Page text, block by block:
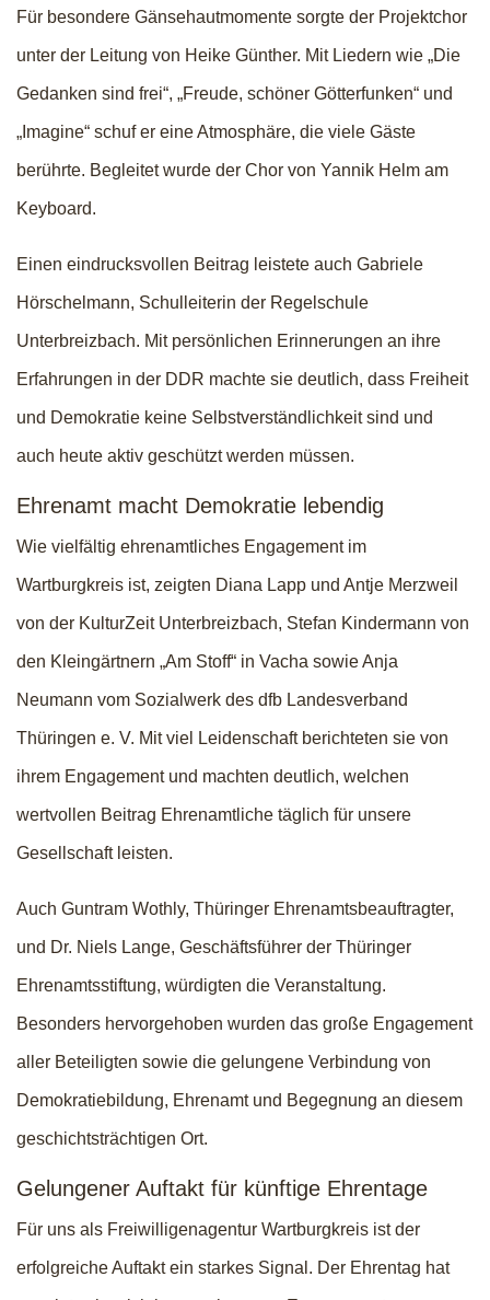
Für besondere Gänsehautmomente sorgte der Projektchor
unter der Leitung von Heike Günther. Mit Liedern wie „Die
Gedanken sind frei“, „Freude, schöner Götterfunken“ und
„Imagine“ schuf er eine Atmosphäre, die viele Gäste
berührte. Begleitet wurde der Chor von Yannik Helm am
Keyboard.
Einen eindrucksvollen Beitrag leistete auch Gabriele
Hörschelmann, Schulleiterin der Regelschule
Unterbreizbach. Mit persönlichen Erinnerungen an ihre
Erfahrungen in der DDR machte sie deutlich, dass Freiheit
und Demokratie keine Selbstverständlichkeit sind und
auch heute aktiv geschützt werden müssen.
Ehrenamt macht Demokratie lebendig
Wie vielfältig ehrenamtliches Engagement im
Wartburgkreis ist, zeigten Diana Lapp und Antje Merzweil
von der KulturZeit Unterbreizbach, Stefan Kindermann von
den Kleingärtnern „Am Stoff“ in Vacha sowie Anja
Neumann vom Sozialwerk des dfb Landesverband
Thüringen e. V. Mit viel Leidenschaft berichteten sie von
ihrem Engagement und machten deutlich, welchen
wertvollen Beitrag Ehrenamtliche täglich für unsere
Gesellschaft leisten.
Auch Guntram Wothly, Thüringer Ehrenamtsbeauftragter,
und Dr. Niels Lange, Geschäftsführer der Thüringer
Ehrenamtsstiftung, würdigten die Veranstaltung.
Besonders hervorgehoben wurden das große Engagement
aller Beteiligten sowie die gelungene Verbindung von
Demokratiebildung, Ehrenamt und Begegnung an diesem
geschichtsträchtigen Ort.
Gelungener Auftakt für künftige Ehrentage
Für uns als Freiwilligenagentur Wartburgkreis ist der
erfolgreiche Auftakt ein starkes Signal. Der Ehrentag hat